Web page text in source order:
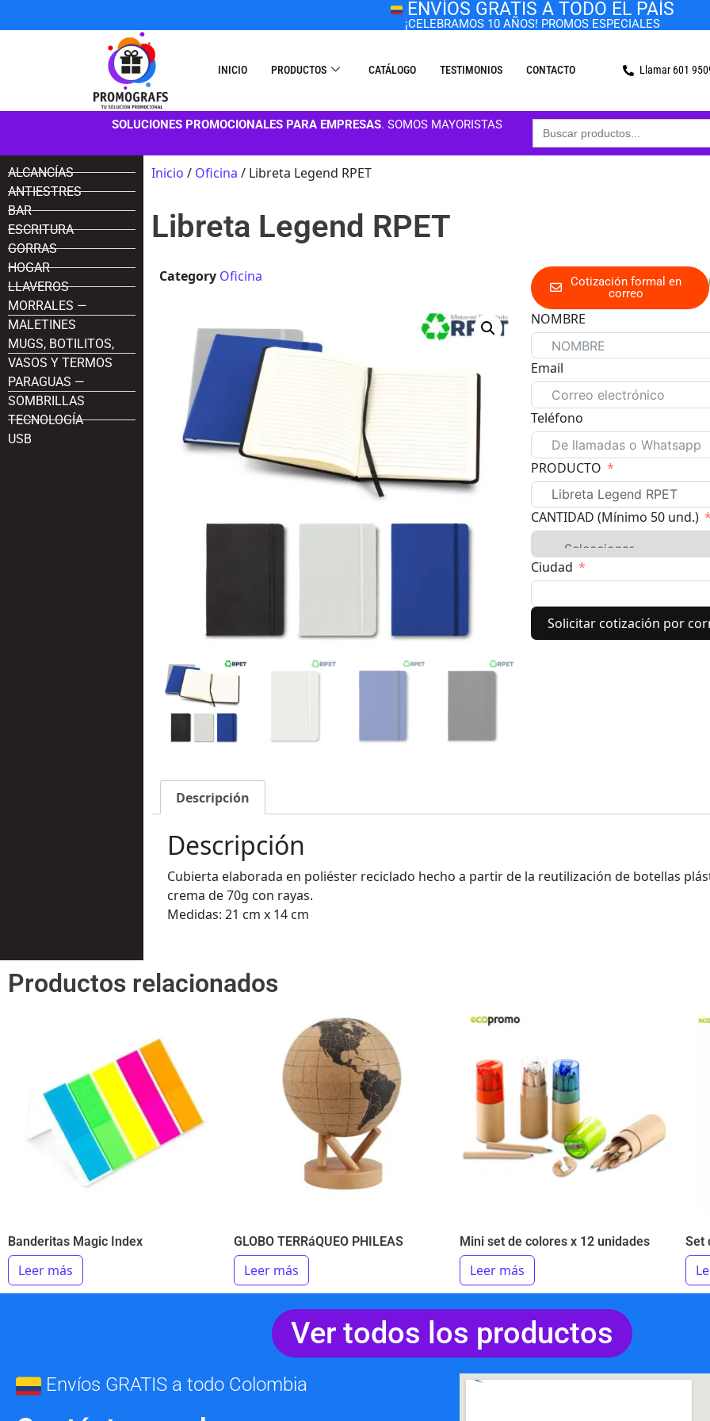
ENVÍOS GRATIS A TODO EL PAÍS
¡CELEBRAMOS 10 AÑOS! PROMOS ESPECIALES
INICIO PRODUCTOS CATÁLOGO TESTIMONIOS CONTACTO Llamar 601
SOLUCIONES PROMOCIONALES PARA EMPRESAS. SOMOS MAYORISTAS Buscar:
ALCANCÍAS
ANTIESTRES
BAR
ESCRITURA
GORRAS
HOGAR
LLAVEROS
MORRALES —
MALETINES
MUGS, BOTILITOS,
VASOS Y TERMOS
PARAGUAS —
SOMBRILLAS
TECNOLOGÍA
USB
Inicio / Oficina / Libreta Legend RPET
Libreta Legend RPET
Category Oficina
Cotización formal en
correo
NOMBRE
Email
Teléfono
PRODUCTO
CANTIDAD (Mínimo 50 und.)
Ciudad
Solicitar cotización por
Descripción
Descripción
Cubierta elaborada en poliéster reciclado hecho a partir de la reutilización de botellas
crema de 70g con rayas.
Medidas: 21 cm x 14 cm
Productos relacionados
Banderitas Magic Index
Leer más
GLOBO TERRáQUEO PHILEAS
Leer más
Mini set de colores x 12 unidades
Leer más
Set
Ver todos los productos
Envíos GRATIS a todo Colombia